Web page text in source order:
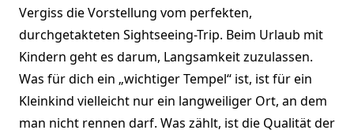
Vergiss die Vorstellung vom perfekten,
durchgetakteten Sightseeing-Trip. Beim Urlaub mit
Kindern geht es darum, Langsamkeit zuzulassen.
Was für dich ein „wichtiger Tempel“ ist, ist für ein
Kleinkind vielleicht nur ein langweiliger Ort, an dem
man nicht rennen darf. Was zählt, ist die Qualität der